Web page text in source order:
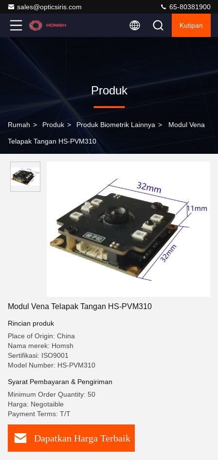
sales@opticsiris.com 65-80381900
Kutipan
Produk
Rumah > Produk > Produk Biometrik Lainnya > Modul Vena
Telapak Tangan HS-PVM310
Modul Vena Telapak Tangan HS-PVM310
Rincian produk
Place of Origin: China
Nama merek: Homsh
Sertifikasi: ISO9001
Model Number: HS-PVM310
Syarat Pembayaran & Pengiriman
Minimum Order Quantity: 50
Harga: Negotaible
Payment Terms: T/T
Dapatkan Harga Terbaik